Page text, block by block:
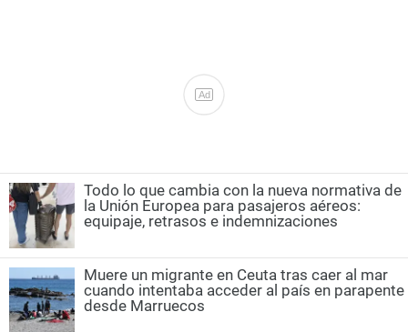
Ad
Todo lo que cambia con la nueva normativa de
la Unión Europea para pasajeros aéreos:
equipaje, retrasos e indemnizaciones
Muere un migrante en Ceuta tras caer al mar
cuando intentaba acceder al país en parapente
desde Marruecos